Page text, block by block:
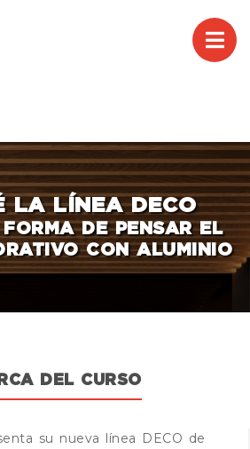
LA LÍNEA DECO
DE PENSAR EL
CON ALUMINIO
DEL CURSO
su nueva línea DECO de